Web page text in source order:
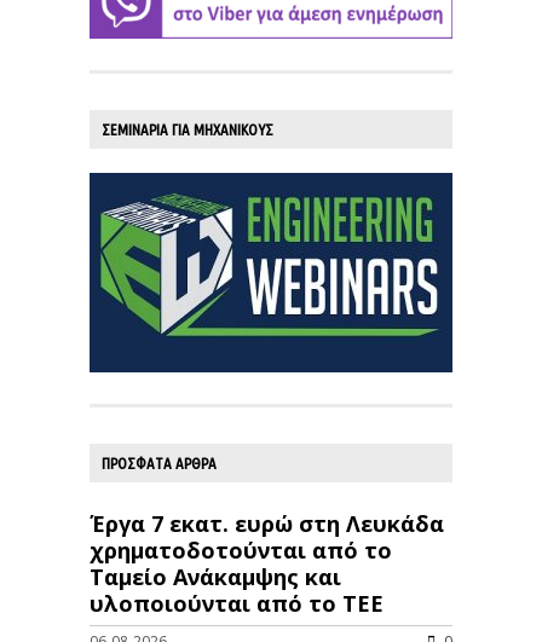
ΣΕΜΙΝΑΡΙΑ ΓΙΑ ΜΗΧΑΝΙΚΟΥΣ
ΠΡΟΣΦΑΤΑ ΑΡΘΡΑ
Έργα 7 εκατ. ευρώ στη Λευκάδα
χρηματοδοτούνται από το
Ταμείο Ανάκαμψης και
υλοποιούνται από το ΤΕΕ